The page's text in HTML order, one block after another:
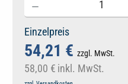
Einzelpreis
54,21 € zzgl. MwSt.
58,00 € inkl. MwSt.